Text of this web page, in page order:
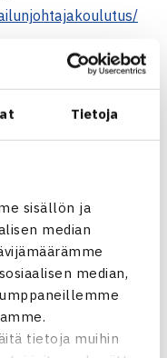
Tietoja
sisällön ja
median
median,
tietoja muihin
L-Tec Sportin
sarjassa, Finnish
käyttää
kilpailujen
alennetun
)